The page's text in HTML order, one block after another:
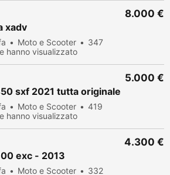
xadv
Moto e Scooter
347
hanno visualizzato
8.000 €
sxf 2021 tutta originale
Moto e Scooter
419
hanno visualizzato
5.000 €
exc - 2013
Moto e Scooter 332
4.300 €